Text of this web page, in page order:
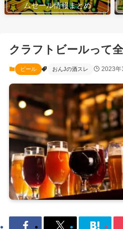
ムセール情報まとめ
クラフトビールって
ビール おんJの酒スレ 2023年